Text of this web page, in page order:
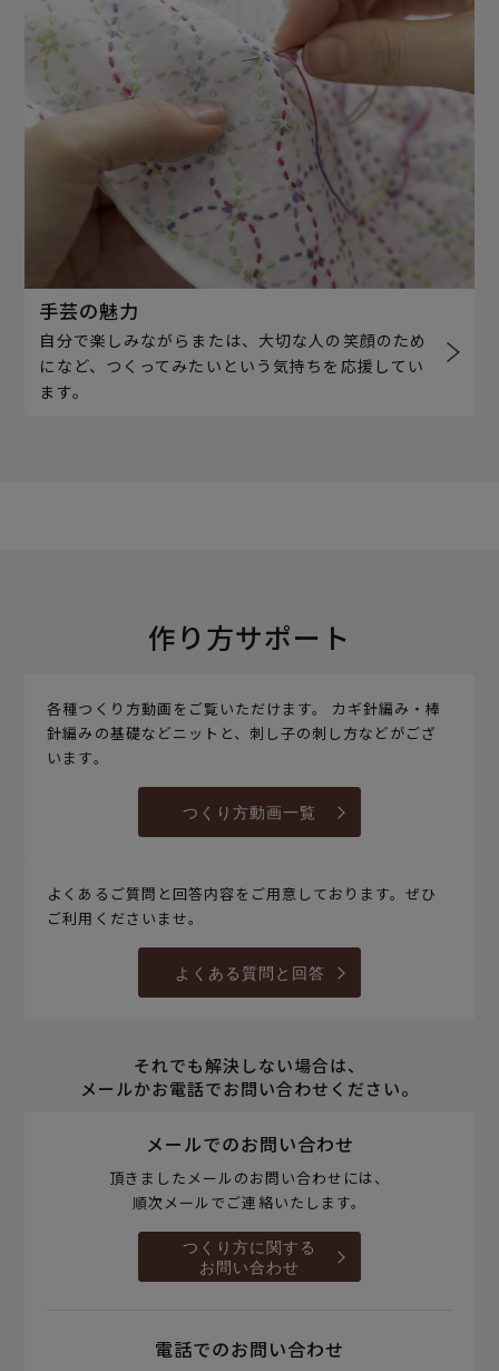
手芸の魅力
自分で楽しみながらまたは、大切な人の笑顔のため
になど、つくってみたいという気持ちを応援してい
ます。
作り方サポート
各種つくり方動画をご覧いただけます。 カギ針編み・棒
針編みの基礎などニットと、刺し子の刺し方などがござ
います。
つくり方動画一覧
よくあるご質問と回答内容をご用意しております。ぜひ
ご利用くださいませ。
よくある質問と回答
それでも解決しない場合は、
メールかお電話でお問い合わせください。
メールでのお問い合わせ
頂きましたメールのお問い合わせには、
順次メールでご連絡いたします。
つくり方に関する
お問い合わせ
電話でのお問い合わせ